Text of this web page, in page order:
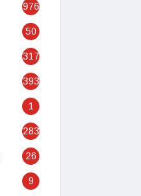
976
50
317
393
1
283
26
9